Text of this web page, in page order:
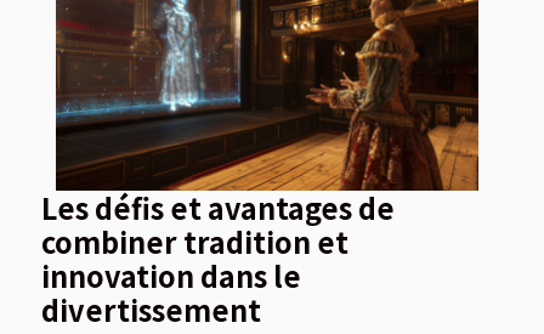
Les défis et avantages de
combiner tradition et
innovation dans le
divertissement